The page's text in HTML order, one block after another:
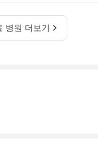
병원 더보기